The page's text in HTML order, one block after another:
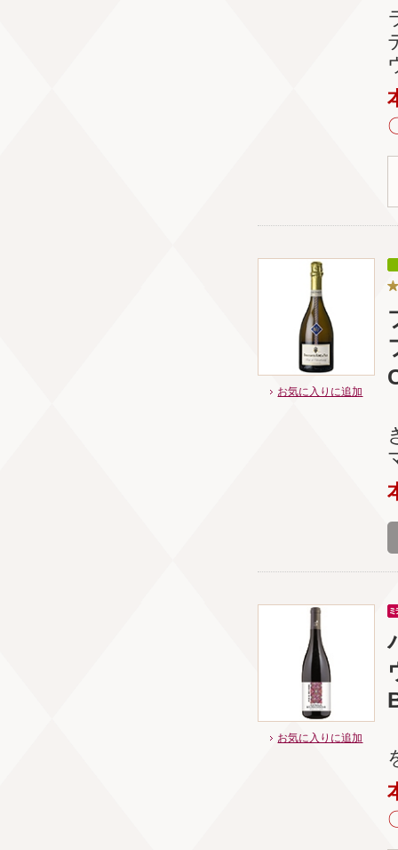
お気に入りに追加
お気に入りに追加